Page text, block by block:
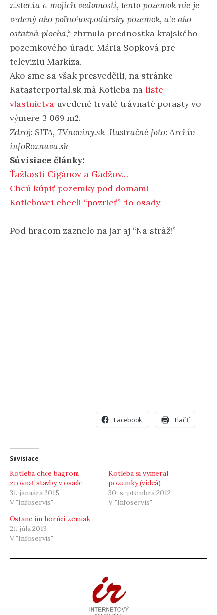
zistenia a mojich vedomostí, tento pozemok nie je
vedený ako poľnohospodársky pozemok, ale ako
ostatná plocha,“ zhrnula prednostka krajského
pozemkového úradu Mária Sopková pre
televíziu Markíza.
Ako sme sa však presvedčili, na stránke
Katasterportal.sk má Kotleba na liste
vlastníctva uvedené trvalé trávnaté porasty vo
výmere 3 069 m2.
Zdroj: SITA, TVnoviny.sk Ilustračné foto: Archív
infoRoznava.sk
Súvisiace články:
Ťažkosti Cigánov a Gádžov…
Chcú kúpiť pozemky pod domami
Kotlebovci chceli “pozrieť” do osady
Pod hradom zaznelo na jar aj “Na stráž!”
Facebook Tlačiť
Súvisiace
Kotleba chce bagrom
zrovnať stavby v osade
31. januára 2015
V "Infoservis"
Kotleba si vymeral
pozemky (videá)
30. septembra 2012
V "Infoservis"
Ostane im horúci zemiak
21. júla 2013
V "Infoservis"